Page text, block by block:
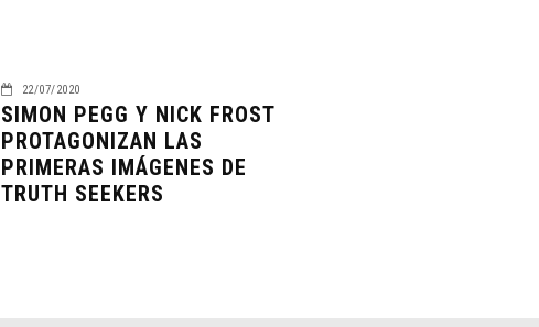
22/07/2020
SIMON PEGG Y NICK FROST
PROTAGONIZAN LAS
PRIMERAS IMÁGENES DE
TRUTH SEEKERS